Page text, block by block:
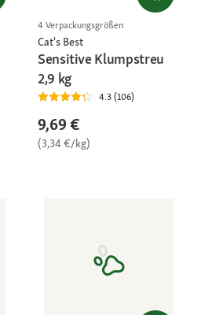
4 Verpackungsgrößen
Cat's Best
Sensitive Klumpstreu
2,9 kg
4.3 (106)
9,69 €
(3,34 €/kg)